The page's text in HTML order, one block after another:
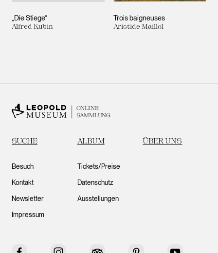
„Die Stiege“
Alfred Kubin
Trois baigneuses
Aristide Maillol
ONLINE
SAMMLUNG
SUCHE ALBUM ÜBER UNS
Besuch
Kontakt
Newsletter
Impressum
Tickets/Preise
Datenschutz
Ausstellungen